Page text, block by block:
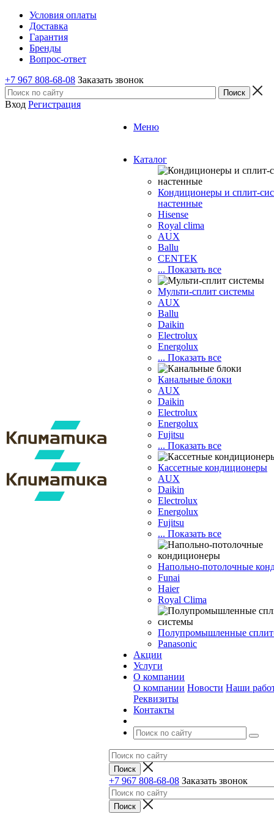
Условия оплаты
Доставка
Гарантия
Бренды
Вопрос-ответ
+7 967 808-68-08 Заказать звонок
Вход Регистрация
Меню
Каталог
Кондиционеры и сплит-
настенные
Hisense
Royal clima
AUX
Ballu
CENTEK
... Показать все
Мульти-сплит системы
AUX
Ballu
Daikin
Electrolux
Energolux
... Показать все
Канальные блоки
AUX
Dаikin
Electrolux
Energolux
Fujitsu
... Показать все
Кассетные кондиционеры
AUX
Daikin
Electrolux
Energolux
Fujitsu
... Показать все
Напольно-потолочные
Funai
Haier
Royal Clima
Полупромышленные
Panasonic
Акции
Услуги
О компании
О компании Новости Наши
Реквизиты
Контакты
+7 967 808-68-08 Заказать звонок